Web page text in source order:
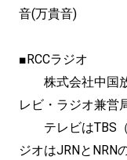
音(万貴音)
■RCCラジオ
株式会社中国放
レビ・ラジオ兼営
テレビはTBS（
ジオはJRNとNRN